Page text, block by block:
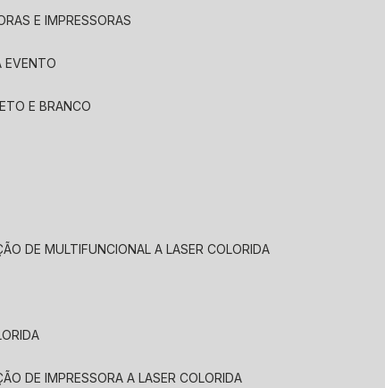
E IMPRESSORAS
EVENTO
E BRANCO
DE MULTIFUNCIONAL A LASER COLORIDA
DE IMPRESSORA A LASER COLORIDA